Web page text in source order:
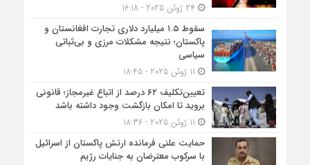
سقوط ۱.۵ میلیارد دلاری تجارت افغانستان و
پاکستان؛ نتیجه مشکلات مرزی و بی‌ثباتی
سیاسی
تعیین‌تکلیف ۶۲ درصد از اتباع غیرمجاز؛ قانونی
بروید تا امکان بازگشت وجود داشته باشد
حمایت علنی فرمانده ارتش پاکستان از اسرائیل
با سرکوب معترضان به جنایات رژیم